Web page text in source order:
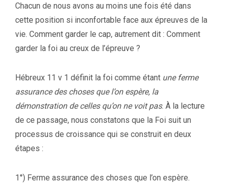
Chacun de nous avons au moins une fois été dans
cette position si inconfortable face aux épreuves de la
vie. Comment garder le cap, autrement dit : Comment
garder la foi au creux de l’épreuve ?
Hébreux 11 v 1 définit la foi comme étant une ferme
assurance des choses que l’on espère, la
démonstration de celles qu’on ne voit pas. À la lecture
de ce passage, nous constatons que la Foi suit un
processus de croissance qui se construit en deux
étapes :
1°) Ferme assurance des choses que l’on espère.